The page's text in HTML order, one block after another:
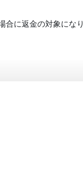
合に返金の対象になり